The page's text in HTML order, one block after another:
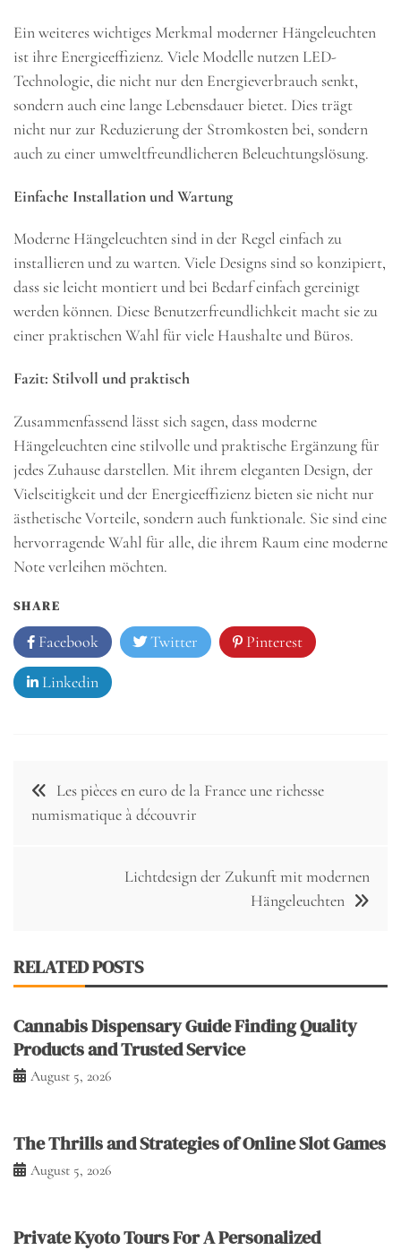
Ein weiteres wichtiges Merkmal moderner Hängeleuchten
ist ihre Energieeffizienz. Viele Modelle nutzen LED-
Technologie, die nicht nur den Energieverbrauch senkt,
sondern auch eine lange Lebensdauer bietet. Dies trägt
nicht nur zur Reduzierung der Stromkosten bei, sondern
auch zu einer umweltfreundlicheren Beleuchtungslösung.
Einfache Installation und Wartung
Moderne Hängeleuchten sind in der Regel einfach zu
installieren und zu warten. Viele Designs sind so konzipiert,
dass sie leicht montiert und bei Bedarf einfach gereinigt
werden können. Diese Benutzerfreundlichkeit macht sie zu
einer praktischen Wahl für viele Haushalte und Büros.
Fazit: Stilvoll und praktisch
Zusammenfassend lässt sich sagen, dass moderne
Hängeleuchten eine stilvolle und praktische Ergänzung für
jedes Zuhause darstellen. Mit ihrem eleganten Design, der
Vielseitigkeit und der Energieeffizienz bieten sie nicht nur
ästhetische Vorteile, sondern auch funktionale. Sie sind eine
hervorragende Wahl für alle, die ihrem Raum eine moderne
Note verleihen möchten.
SHARE
Facebook Twitter Pinterest
Linkedin
Post
navigation
Les pièces en euro de la France une richesse
numismatique à découvrir
Lichtdesign der Zukunft mit modernen
Hängeleuchten
RELATED POSTS
Cannabis Dispensary Guide Finding Quality
Products and Trusted Service
August 5, 2026
The Thrills and Strategies of Online Slot Games
August 5, 2026
Private Kyoto Tours For A Personalized